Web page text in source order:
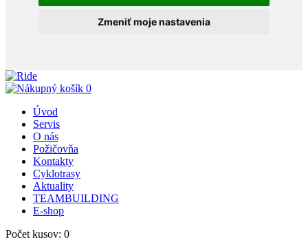
Zmeniť moje nastavenia
0
Úvod
Servis
O nás
Požičovňa
Kontakty
Cyklotrasy
Aktuality
TEAMBUILDING
E-shop
Počet kusov: 0